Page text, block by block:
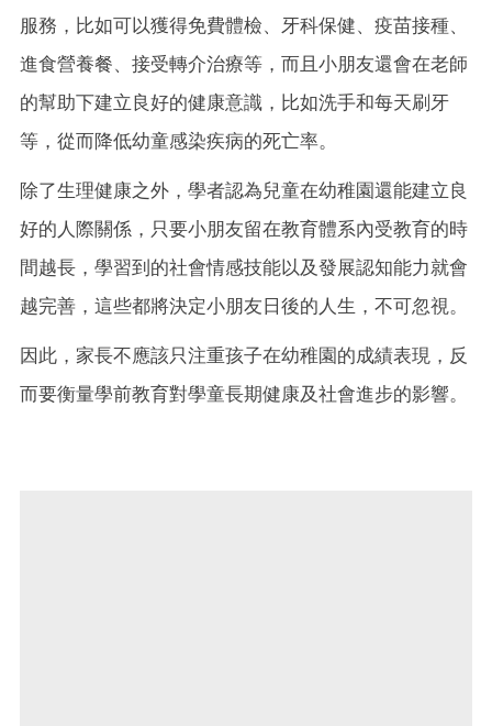
服務，比如可以獲得免費體檢、牙科保健、疫苗接種、
進食營養餐、接受轉介治療等，而且小朋友還會在老師
的幫助下建立良好的健康意識，比如洗手和每天刷牙
等，從而降低幼童感染疾病的死亡率。
除了生理健康之外，學者認為兒童在幼稚園還能建立良
好的人際關係，只要小朋友留在教育體系內受教育的時
間越長，學習到的社會情感技能以及發展認知能力就會
越完善，這些都將決定小朋友日後的人生，不可忽視。
因此，家長不應該只注重孩子在幼稚園的成績表現，反
而要衡量學前教育對學童長期健康及社會進步的影響。